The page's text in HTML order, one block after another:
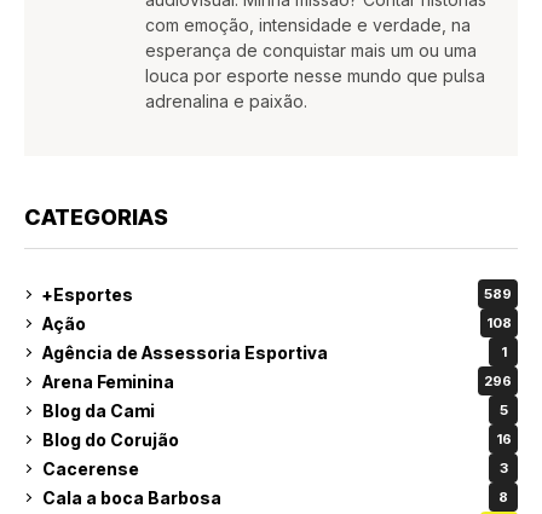
com emoção, intensidade e verdade, na
esperança de conquistar mais um ou uma
louca por esporte nesse mundo que pulsa
adrenalina e paixão.
CATEGORIAS
+Esportes 589
Ação 108
Agência de Assessoria Esportiva 1
Arena Feminina 296
Blog da Cami 5
Blog do Corujão 16
Cacerense 3
Cala a boca Barbosa 8